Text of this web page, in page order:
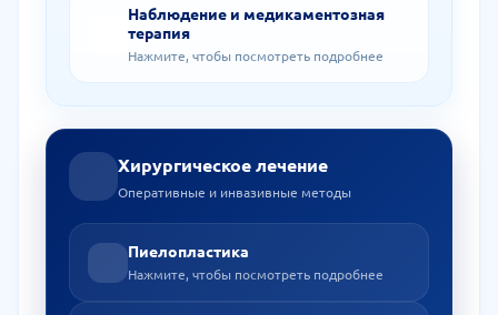
Наблюдение и медикаментозная
терапия
Нажмите, чтобы посмотреть подробнее
Хирургическое лечение
Оперативные и инвазивные методы
Пиелопластика
Нажмите, чтобы посмотреть подробнее